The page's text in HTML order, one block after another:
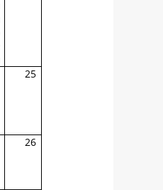
25
26